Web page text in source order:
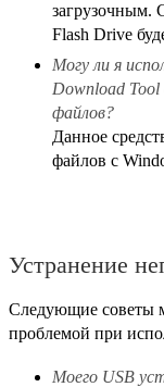
загрузочным.
Flash Drive
Могу ли я
Download Tool
файлов?
Данное
файлов с
Устранение
Следующие советы
проблемой при
Моего USB